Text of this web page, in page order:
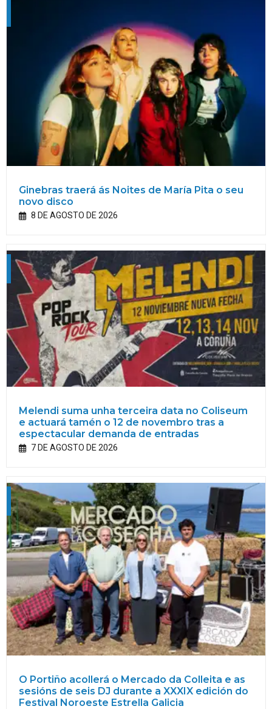
Ginebras traerá ás Noites de María Pita o seu
novo disco
8 DE AGOSTO DE 2026
Melendi suma unha terceira data no Coliseum
e actuará tamén o 12 de novembro tras a
espectacular demanda de entradas
7 DE AGOSTO DE 2026
O Portiño acollerá o Mercado da Colleita e as
sesións de seis DJ durante a XXXIX edición do
Festival Noroeste Estrella Galicia